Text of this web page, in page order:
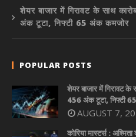
शेयर बाजार में गिरावट के साथ
अंक टूटा, निफ्टी 65 अंक कमजोर
POPULAR POSTS
शेयर बाजार में गिरावट के
456 अंक टूटा, निफ्टी
AUGUST 7,
कोरिया मास्टर्स :